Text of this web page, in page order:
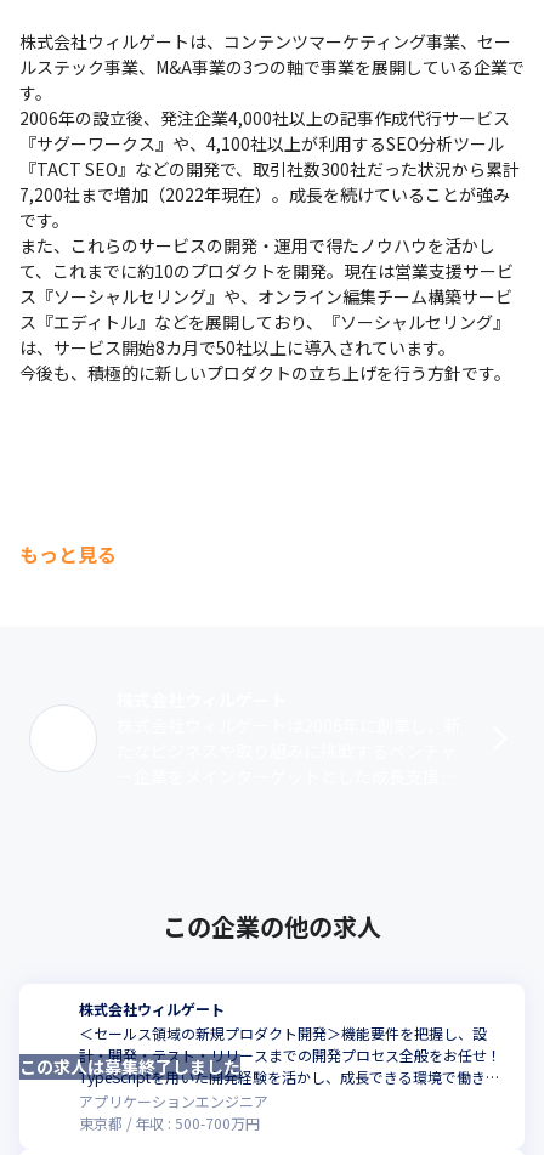
・拡大する組織のマネージメント
・エンジニアの育成
＜開発室のミッション＞
・「開発組織内を横断的に立ち回り、人・プロダクトの成
長に繋げる」
■ 働く環境
・多様な働き方を支援しており、時差出勤制度、1時間単
位の有給休暇「ちょい休」、時短勤務制度があります
・コミュニケーションの活性化を支援するために、自己紹
介プレゼン「will＋」、親睦を深める「WILLCOME ラン
チ」、役員のナレッジをシェア「役員LT会」、キックオ
別休暇（KIDS休暇、パパいく休暇）、お子さまの成長を
（ITパス補助、Web解析士補助、5%ルール）などがあり
ます
株式会社ウィルゲートは、コンテンツマーケティング事業、セー
ルステック事業、M&A事業の3つの軸で事業を展開している企業で
す。
2006年の設立後、発注企業4,000社以上の記事作成代行サービス
『サグーワークス』や、4,100社以上が利用するSEO分析ツール
『TACT SEO』などの開発で、取引社数300社だった状況から累計
7,200社まで増加（2022年現在）。成長を続けていることが強み
です。
また、これらのサービスの開発・運用で得たノウハウを活かし
て、これまでに約10のプロダクトを開発。現在は営業支援サービ
ス『ソーシャルセリング』や、オンライン編集チーム構築サービ
ス『エディトル』などを展開しており、『ソーシャルセリング』
は、サービス開始8カ月で50社以上に導入されています。
今後も、積極的に新しいプロダクトの立ち上げを行う方針です。
もっと見る
この企業の他の求人
株式会社ウィルゲート
＜セールス領域の新規プロダクト開発＞機能要件を把握し、設
計・開発・テスト・リリースまでの開発プロセス全般をお任せ！
TypeScriptを用いた開発経験を活かし、成長できる環境で働きま
せんか
アプリケーションエンジニア
東京都
年収 :500-700万円
この求人は募集終了しました